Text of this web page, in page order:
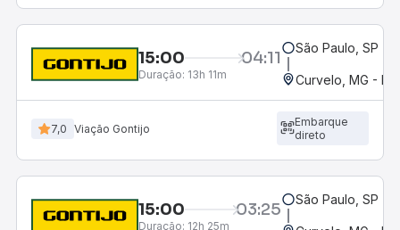
15:00 04:11
Duração: 13h 11m
São Paulo, SP -
Curvelo, MG -
7,0 Viação Gontijo
Embarque
direto
15:00 03:25
Duração: 12h 25m
São Paulo, SP -